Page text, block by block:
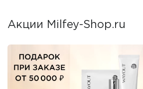
Акции Milfey-Shop.ru